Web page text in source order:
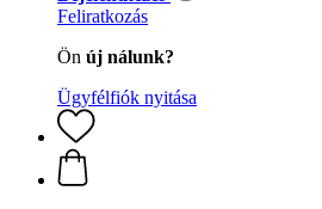
Feliratkozás
Ön új nálunk?
Ügyfélfiók nyitása